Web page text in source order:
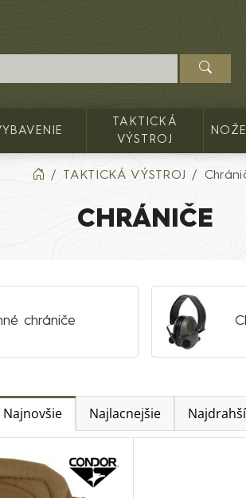
TAKTICKÁ
VÝSTROJ
TAKTICKÁ VÝSTROJ
CHRÁNIČE
chrániče
Najnovšie Najlacnejšie Najdrahší